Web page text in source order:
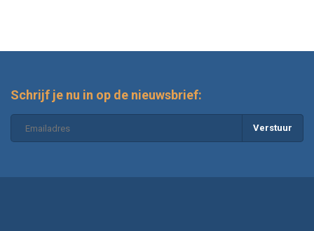
Schrijf je nu in op de nieuwsbrief:
Verstuur